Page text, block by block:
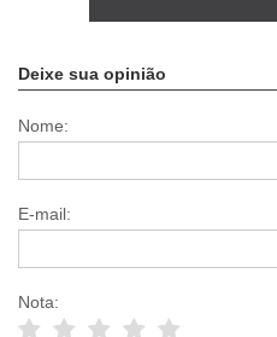
Deixe sua opinião
Nome:
E-mail:
Nota: